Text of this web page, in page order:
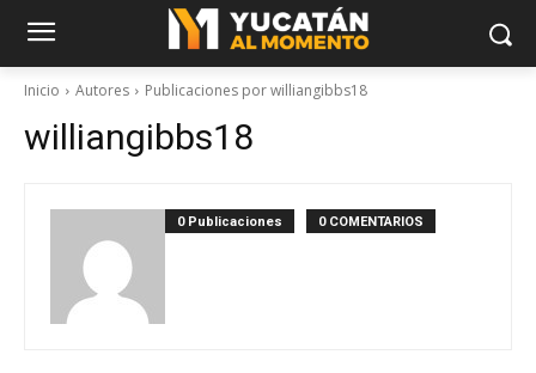
Inicio Autores Publicaciones por williangibbs18
williangibbs18
0 Publicaciones 0 COMENTARIOS